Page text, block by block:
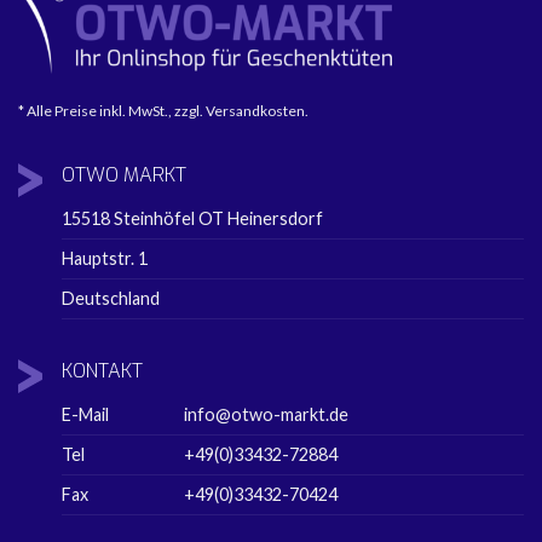
* Alle Preise inkl. MwSt., zzgl. Versandkosten.
OTWO MARKT
15518 Steinhöfel OT Heinersdorf
Hauptstr. 1
Deutschland
KONTAKT
E-Mail
info@otwo-markt.de
Tel
+49(0)33432-72884
Fax
+49(0)33432-70424